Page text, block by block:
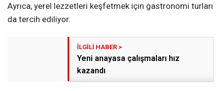
Ayrıca, yerel lezzetleri keşfetmek için gastronomi turları
da tercih ediliyor.
Yeni anayasa çalışmaları hız
kazandı